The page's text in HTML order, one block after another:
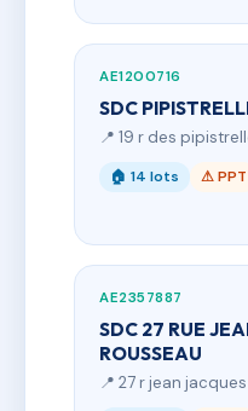
AE1200716
SDC
📍 19 r des
🏠 14 lots ⚠ PPT
AE2357887
SDC 27 RUE
ROUSSEAU
📍 27 r jean